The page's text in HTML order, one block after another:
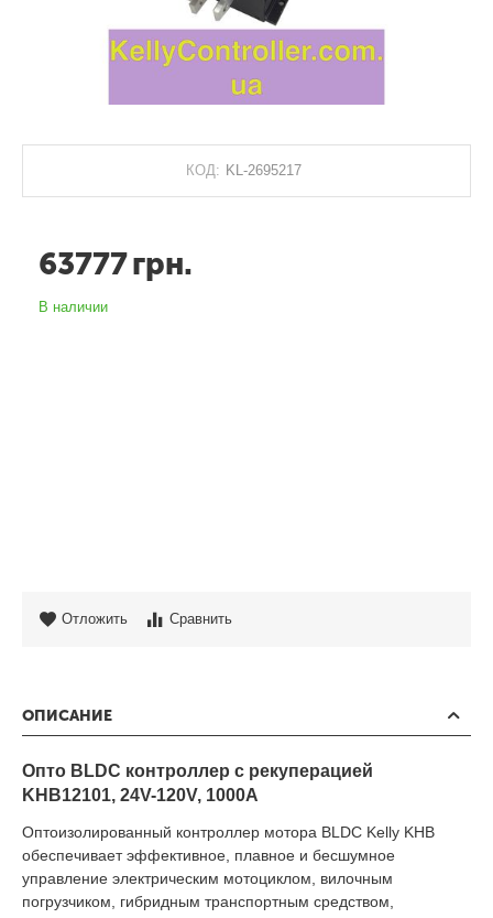
КОД: KL-2695217
63777грн.
В наличии
Отложить Сравнить
ОПИСАНИЕ
Опто BLDC контроллер с рекуперацией
KHB12101, 24V-120V, 1000A
Оптоизолированный контроллер мотора BLDC Kelly KHB
обеспечивает эффективное, плавное и бесшумное
управление электрическим мотоциклом, вилочным
погрузчиком, гибридным транспортным средством,